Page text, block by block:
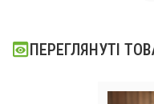
ПЕРЕГЛЯНУТІ